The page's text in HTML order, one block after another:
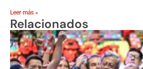
Leer más »
Relacionados